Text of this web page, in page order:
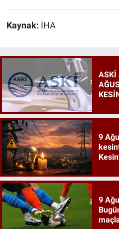
Kaynak: İHA
ASKİ
9
9